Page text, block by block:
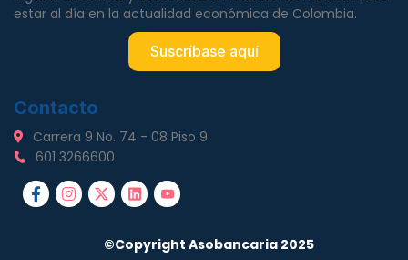
estar al día en la actualidad económica de Colombia.
Suscríbase aquí
Contacto
Carrera 9 No. 74 - 08 Piso 9
601 3266600
©Copyright Asobancaria 2025